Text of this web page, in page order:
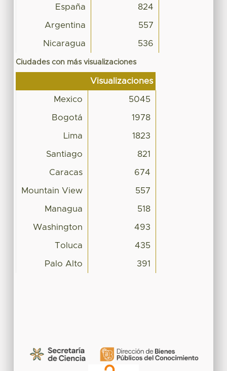
España 824
Argentina 557
Nicaragua 536
Ciudades con más visualizaciones
Visualizaciones
Mexico 5045
Bogotá 1978
Lima 1823
Santiago 821
Caracas 674
Mountain View 557
Managua 518
Washington 493
Toluca 435
Palo Alto 391